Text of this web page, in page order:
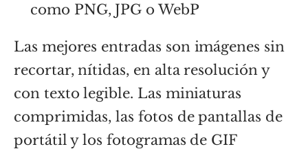
como PNG, JPG o WebP
Las mejores entradas son imágenes sin
recortar, nítidas, en alta resolución y
con texto legible. Las miniaturas
comprimidas, las fotos de pantallas de
portátil y los fotogramas de GIF